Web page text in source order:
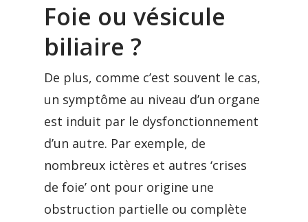
Foie ou vésicule
biliaire ?
De plus, comme c’est souvent le cas,
un symptôme au niveau d’un organe
est induit par le dysfonctionnement
d’un autre. Par exemple, de
nombreux ictères et autres ‘crises
de foie’ ont pour origine une
obstruction partielle ou complète